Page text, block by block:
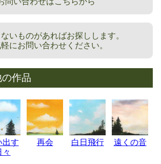
いものがあればお探しします。
にお問い合わせください。
作品
出す
々
再会 白日飛行 遠くの音